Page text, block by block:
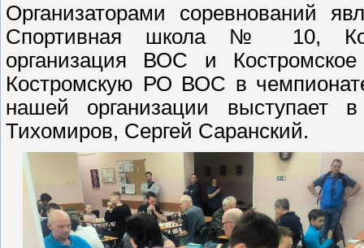
Организаторами соревнований
Спортивная школа № 10,
организация ВОС и
Костромскую РО ВОС в
нашей организации выступает
Тихомиров, Сергей Саранский.